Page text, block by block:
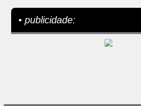
• publicidade: